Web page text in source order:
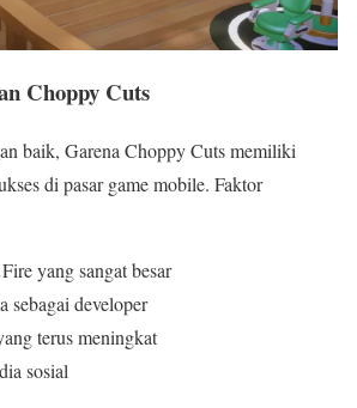
Choppy Cuts
baik, Garena Choppy Cuts memiliki
di pasar game mobile. Faktor
yang sangat besar
sebagai developer
terus meningkat
sosial